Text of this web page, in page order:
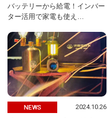
バッテリーから給電！インバー
ター活用で家電も使え…
NEWS 2024.10.26